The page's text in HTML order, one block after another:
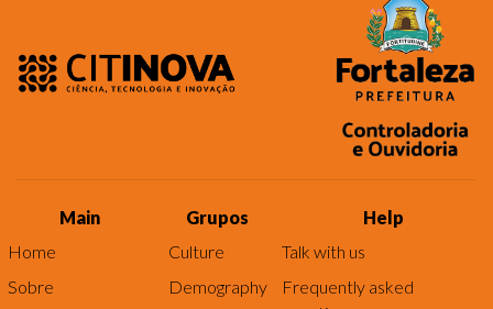
Main
Home
Sobre
Grupos
Culture
Demography
Help
Talk with us
Frequently asked